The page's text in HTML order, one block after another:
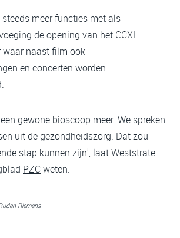
meer functies met als
de opening van het CCXL
waar naast film ook
en concerten worden
gewone bioscoop meer. We spreken
uit de gezondheidszorg. Dat zou
stap kunnen zijn', laat Weststrate
PZC weten.
Riemens